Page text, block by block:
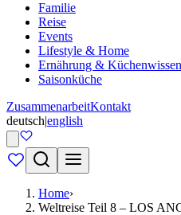
Familie
Reise
Events
Lifestyle & Home
Ernährung & Küchenwissen
Saisonküche
ZusammenarbeitKontakt
deutsch|english
Home›
Weltreise Teil 8 – LOS